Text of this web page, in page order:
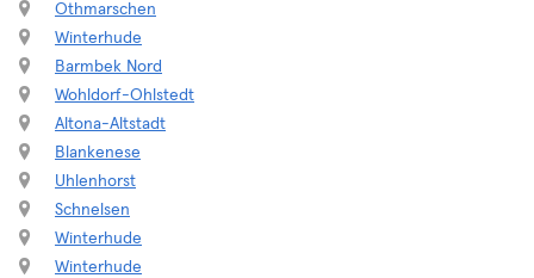
Othmarschen
Winterhude
Barmbek Nord
Wohldorf-Ohlstedt
Altona-Altstadt
Blankenese
Uhlenhorst
Schnelsen
Winterhude
Winterhude